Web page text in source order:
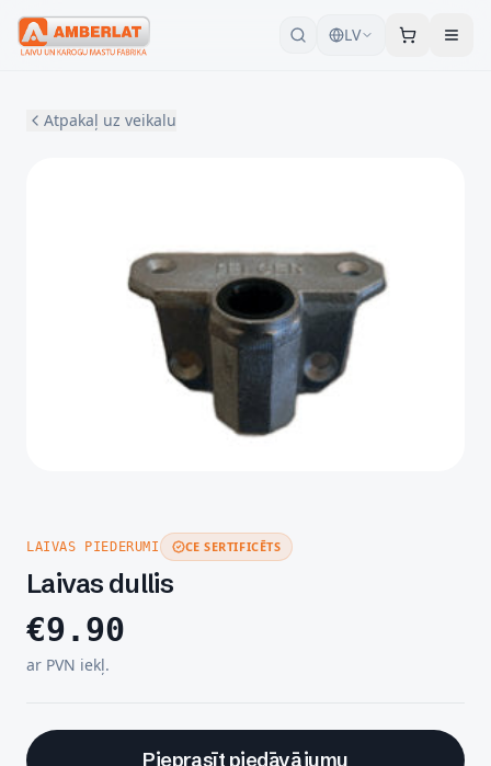
LV
Atpakaļ uz veikalu
LAIVAS PIEDERUMI CE SERTIFICĒTS
Laivas dullis
€9.90
ar PVN iekļ.
Pieprasīt piedāvājumu